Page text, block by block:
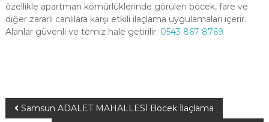
özellikle apartman kömürlüklerinde görülen böcek, fare ve
diğer zararlı canlılara karşı etkili ilaçlama uygulamaları içerir.
Alanlar güvenli ve temiz hale getirilir. 0543 867 8769
Samsun ADALET MAHALLESİ Böcek İlaçlama